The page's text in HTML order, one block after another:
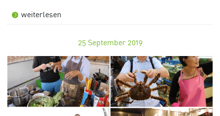
weiterlesen
25 September 2019